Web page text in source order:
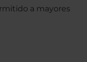
a mayores